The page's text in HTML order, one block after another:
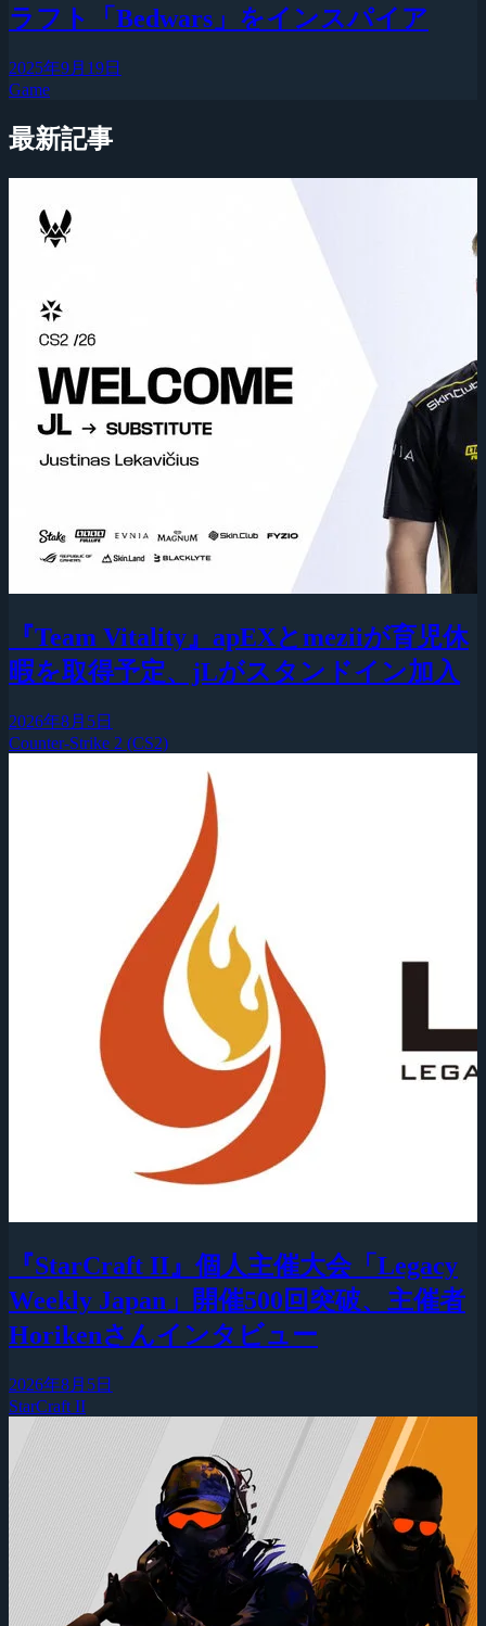
ラフト「Bedwars」をインスパイア
2025年9月19日
Game
最新記事
『Team Vitality』apEXとmeziiが育児休
暇を取得予定、jLがスタンドイン加入
2026年8月5日
Counter-Strike 2 (CS2)
『StarCraft II』個人主催大会「Legacy
Weekly Japan」開催500回突破、主催者
Horikenさんインタビュー
2026年8月5日
StarCraft II